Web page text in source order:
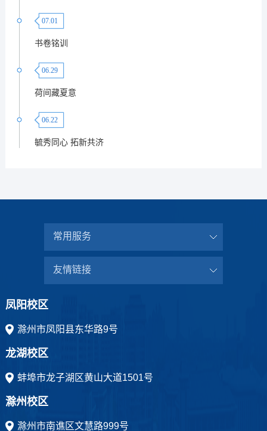
07.01
书卷铭训
06.29
荷间藏夏意
06.22
毓秀同心 拓新共济
常用服务
友情链接
凤阳校区
滁州市凤阳县东华路9号
龙湖校区
蚌埠市龙子湖区黄山大道1501号
滁州校区
滁州市南谯区文慧路999号